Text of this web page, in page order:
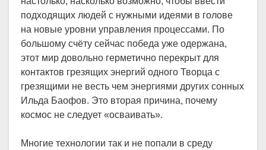
подходящих людей с нужными идеями в голове
на новые уровни управления процессами. По
большому счёту сейчас победа уже одержана,
этот мир довольно герметично перекрыт для
контактов грезящих энергий одного Творца с
грезящими не весть чем энергиями других сонных
Ильда Баофов. Это вторая причина, почему
космос не следует «осваивать».
Многие технологии так и не попали в среду